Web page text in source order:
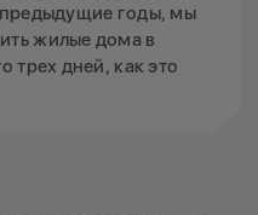
годы, мы
жилые дома в
трех дней, как это